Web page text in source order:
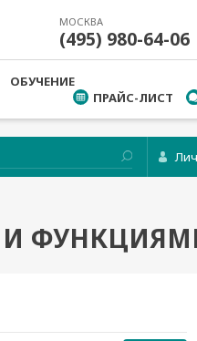
МОСКВА
(495) 980-64-06
ОБУЧЕНИЕ
ПРАЙС-ЛИСТ